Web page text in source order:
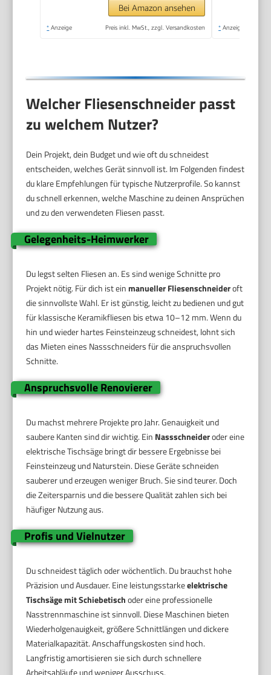
Manuelle
Fliesenschneider-
Bei Amazon ansehen
* Anzeige Preis inkl. MwSt., zzgl. Versandkosten * Anzeige
Welcher Fliesenschneider passt
zu welchem Nutzer?
Dein Projekt, dein Budget und wie oft du schneidest
entscheiden, welches Gerät sinnvoll ist. Im Folgenden findest
du klare Empfehlungen für typische Nutzerprofile. So kannst
du schnell erkennen, welche Maschine zu deinen Ansprüchen
und zu den verwendeten Fliesen passt.
Gelegenheits-Heimwerker
Du legst selten Fliesen an. Es sind wenige Schnitte pro
Projekt nötig. Für dich ist einmanueller Fliesenschneideroft
die sinnvollste Wahl. Er ist günstig, leicht zu bedienen und gut
für klassische Keramikfliesen bis etwa 10–12 mm. Wenn du
hin und wieder hartes Feinsteinzeug schneidest, lohnt sich
das Mieten eines Nassschneiders für die anspruchsvollen
Schnitte.
Anspruchsvolle Renovierer
Du machst mehrere Projekte pro Jahr. Genauigkeit und
saubere Kanten sind dir wichtig. Ein Nassschneideroder eine
elektrische Tischsäge bringt dir bessere Ergebnisse bei
Feinsteinzeug und Naturstein. Diese Geräte schneiden
sauberer und erzeugen weniger Bruch. Sie sind teurer. Doch
die Zeitersparnis und die bessere Qualität zahlen sich bei
häufiger Nutzung aus.
Profis und Vielnutzer
Du schneidest täglich oder wöchentlich. Du brauchst hohe
Präzision und Ausdauer. Eine leistungsstarkeelektrische
Tischsäge mit Schiebetischoder eine professionelle
Nasstrennmaschine ist sinnvoll. Diese Maschinen bieten
Wiederholgenauigkeit, größere Schnittlängen und dickere
Materialkapazität. Anschaffungskosten sind hoch.
Langfristig amortisieren sie sich durch schnellere